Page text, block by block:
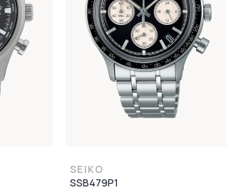
SEIKO
SSB479P1